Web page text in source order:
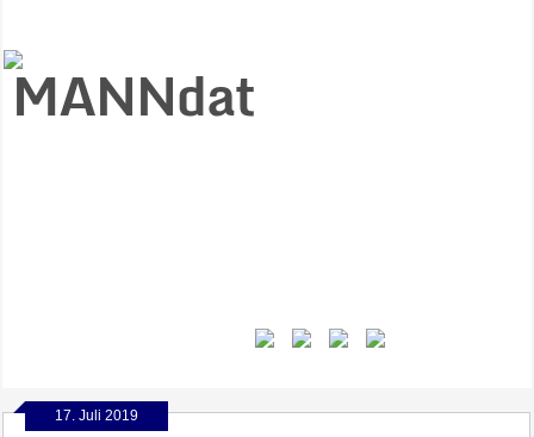
17. Juli 2019